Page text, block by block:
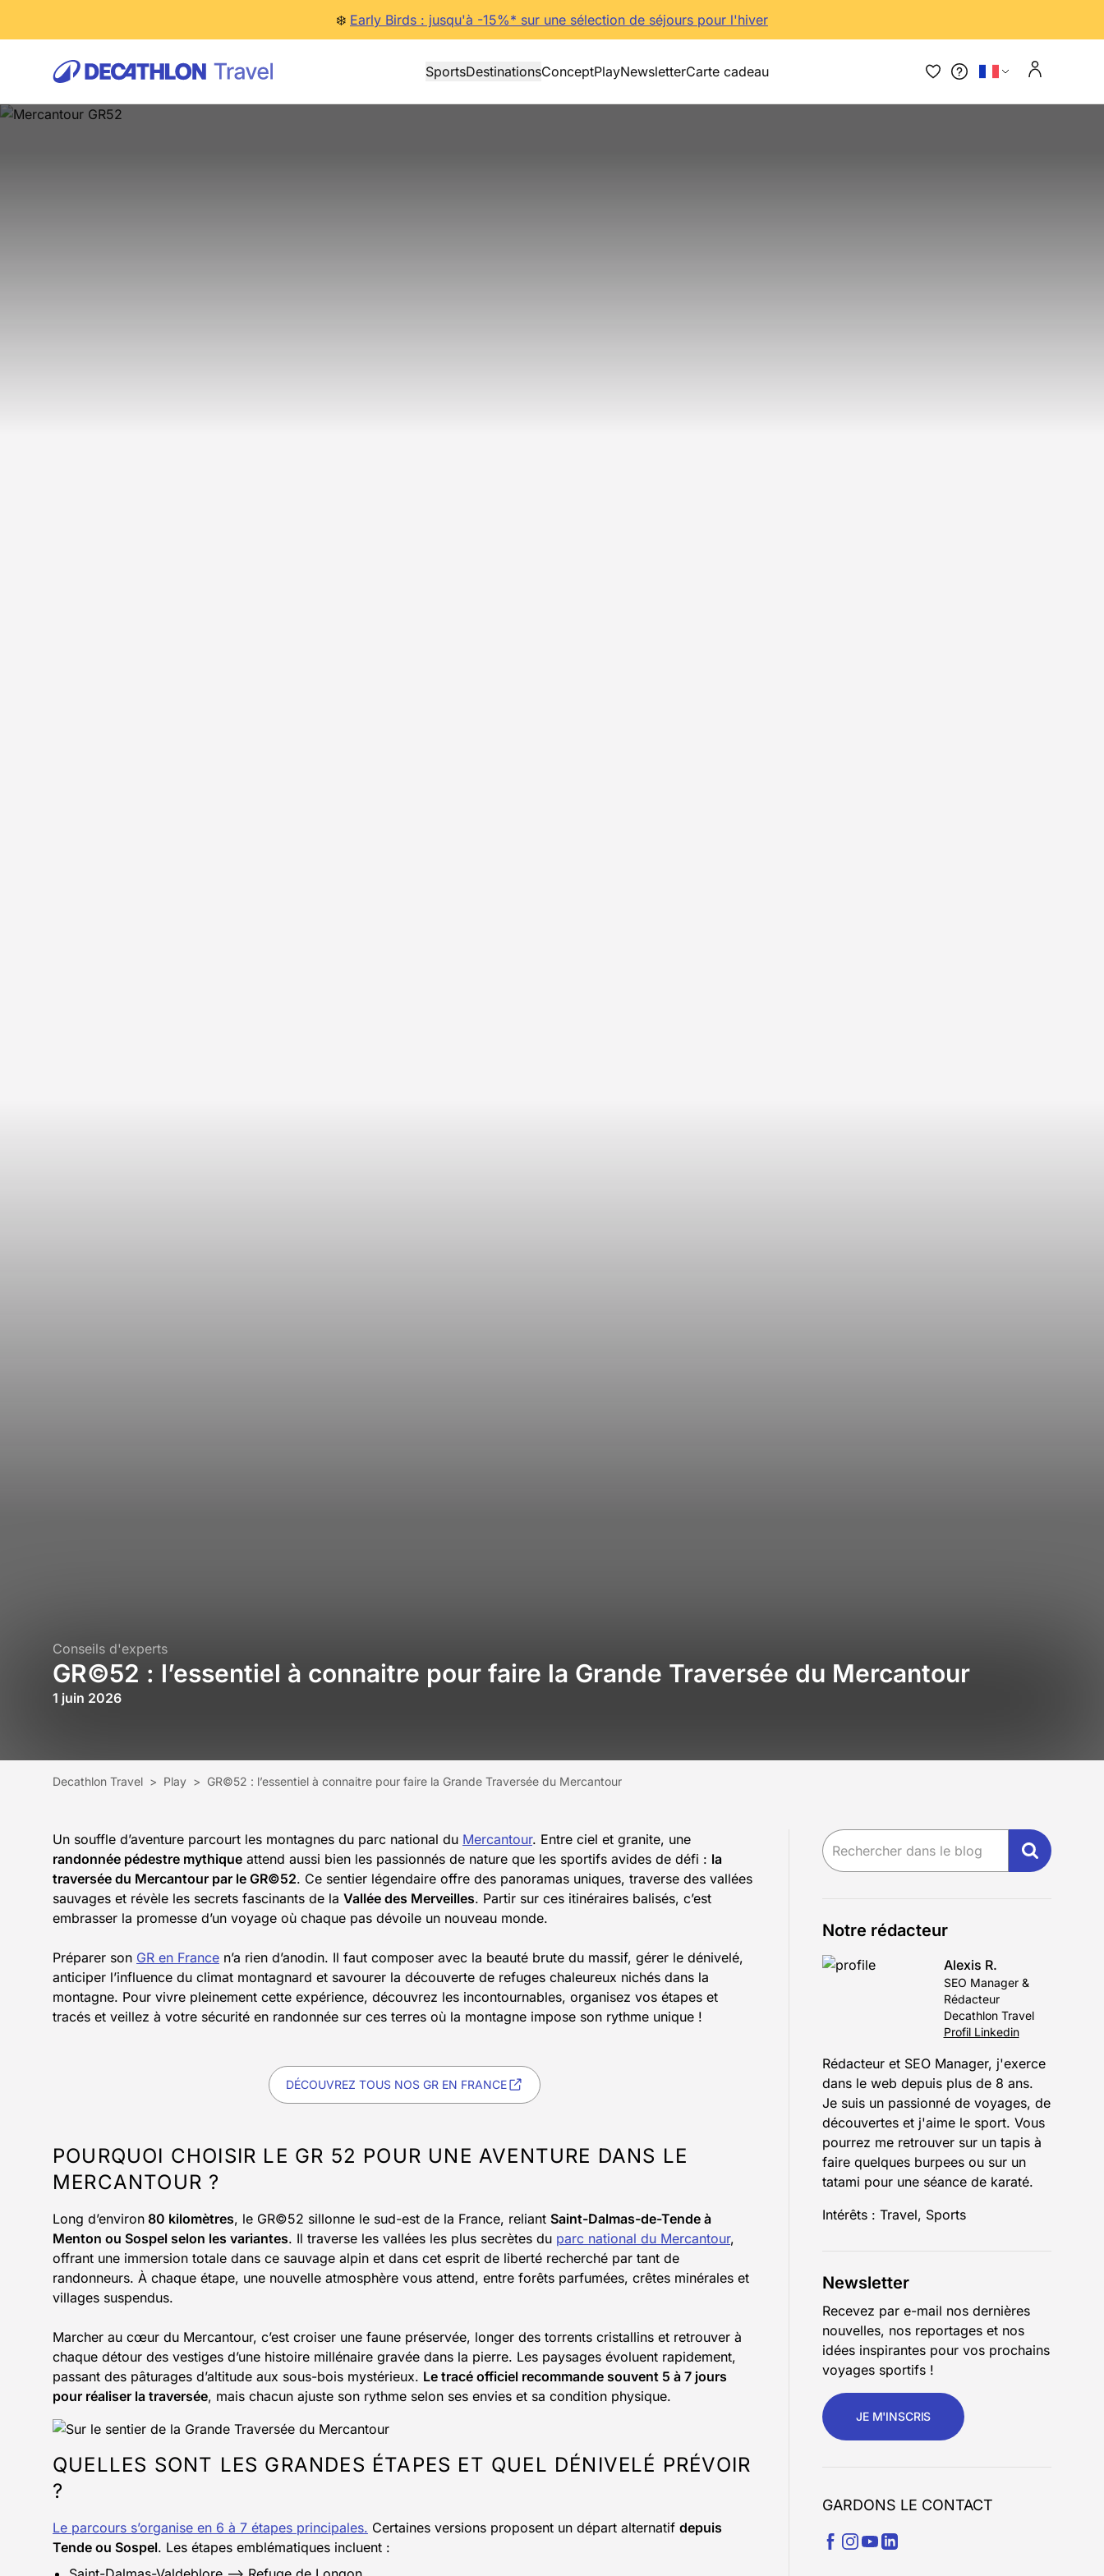
❄️ Early Birds : jusqu'à -15%* sur une sélection de séjours pour l'hiver
SportsDestinationsConceptPlayNewsletterCarte cadeau
Conseils d'experts
GR©52 : l’essentiel à connaitre pour faire la Grande Traversée du Mercantour
1 juin 2026
Decathlon Travel > Play > GR©52 : l’essentiel à connaitre pour faire la Grande Traversée du Mercantour
Un souffle d’aventure parcourt les montagnes du parc national du Mercantour. Entre ciel et granite, une
randonnée pédestre mythique attend aussi bien les passionnés de nature que les sportifs avides de défi : la
traversée du Mercantour par le GR©52. Ce sentier légendaire offre des panoramas uniques, traverse des vallées
sauvages et révèle les secrets fascinants de la Vallée des Merveilles. Partir sur ces itinéraires balisés, c’est
embrasser la promesse d’un voyage où chaque pas dévoile un nouveau monde.
Préparer son GR en France n’a rien d’anodin. Il faut composer avec la beauté brute du massif, gérer le dénivelé,
anticiper l’influence du climat montagnard et savourer la découverte de refuges chaleureux nichés dans la
montagne. Pour vivre pleinement cette expérience, découvrez les incontournables, organisez vos étapes et
tracés et veillez à votre sécurité en randonnée sur ces terres où la montagne impose son rythme unique !
DÉCOUVREZ TOUS NOS GR EN FRANCE
POURQUOI CHOISIR LE GR 52 POUR UNE AVENTURE DANS LE
MERCANTOUR ?
Long d’environ 80 kilomètres, le GR©52 sillonne le sud-est de la France, reliant Saint-Dalmas-de-Tende à
Menton ou Sospel selon les variantes. Il traverse les vallées les plus secrètes du parc national du Mercantour,
offrant une immersion totale dans ce sauvage alpin et dans cet esprit de liberté recherché par tant de
randonneurs. À chaque étape, une nouvelle atmosphère vous attend, entre forêts parfumées, crêtes minérales et
villages suspendus.
Marcher au cœur du Mercantour, c’est croiser une faune préservée, longer des torrents cristallins et retrouver à
chaque détour des vestiges d’une histoire millénaire gravée dans la pierre. Les paysages évoluent rapidement,
passant des pâturages d’altitude aux sous-bois mystérieux. Le tracé officiel recommande souvent 5 à 7 jours
pour réaliser la traversée, mais chacun ajuste son rythme selon ses envies et sa condition physique.
QUELLES SONT LES GRANDES ÉTAPES ET QUEL DÉNIVELÉ PRÉVOIR
?
Le parcours s’organise en 6 à 7 étapes principales. Certaines versions proposent un départ alternatif depuis
Tende ou Sospel. Les étapes emblématiques incluent :
Notre rédacteur
Alexis R.
SEO Manager &
Rédacteur
Decathlon Travel
Profil Linkedin
Rédacteur et SEO Manager, j'exerce
dans le web depuis plus de 8 ans.
Je suis un passionné de voyages, de
découvertes et j'aime le sport. Vous
pourrez me retrouver sur un tapis à
faire quelques burpees ou sur un
tatami pour une séance de karaté.
Intérêts : Travel, Sports
Newsletter
Recevez par e-mail nos dernières
nouvelles, nos reportages et nos
idées inspirantes pour vos prochains
voyages sportifs !
JE M'INSCRIS
GARDONS LE CONTACT